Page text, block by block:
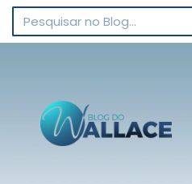
Pular
conteúdo